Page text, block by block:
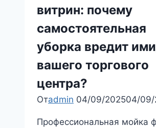
без
провала
качества
и
скандалов
витрин: почему
самостоятельная
уборка вредит
вашего торгового
центра?​
Отadmin 04/09/202504/09/
Профессиональная мойка